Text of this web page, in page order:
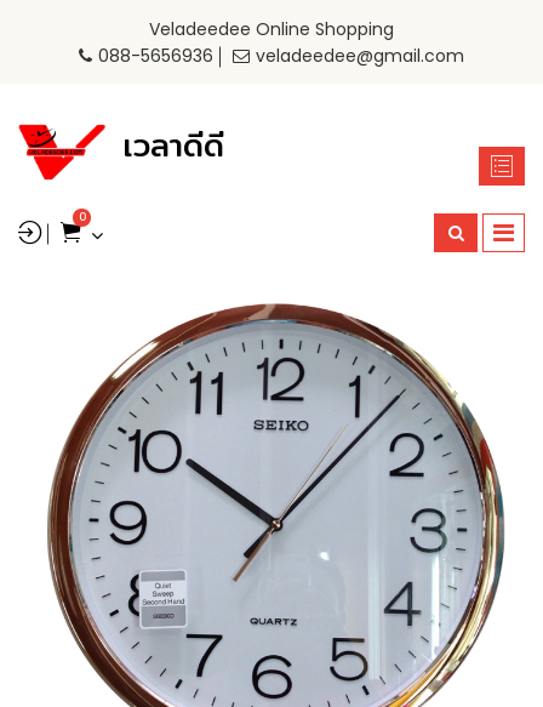
Veladeedee Online Shopping
088-5656936
veladeedee@gmail.com
เวลาดีดี
0